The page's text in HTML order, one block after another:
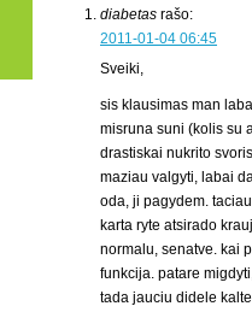
diabetas rašo:
2011-01-04 06:45
Sveiki,
sis klausimas man
misruna suni (kolis su
drastiskai nukrito
maziau valgyti, labai
oda, ji pagydem.
karta ryte atsirado
normalu, senatve. kai
funkcija. patare
tada jauciu didele